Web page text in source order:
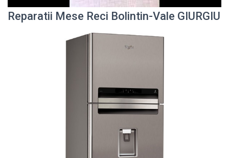
Reparatii Mese Reci Bolintin-Vale GIURGIU